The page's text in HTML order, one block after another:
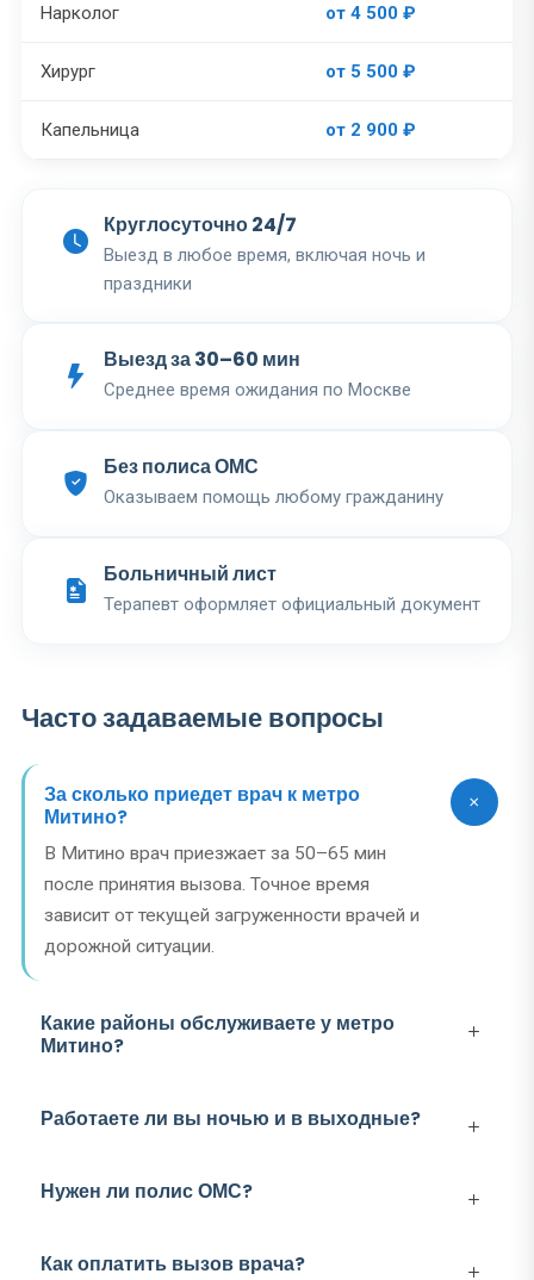
Нарколог от 4 500 ₽
Хирург от 5 500 ₽
Капельница от 2 900 ₽
Круглосуточно 24/7
Выезд в любое время, включая ночь и
праздники
Выезд за 30–60 мин
Среднее время ожидания по Москве
Без полиса ОМС
Оказываем помощь любому гражданину
Больничный лист
Терапевт оформляет официальный документ
Часто задаваемые вопросы
За сколько приедет врач к метро
Митино?
В Митино врач приезжает за 50–65 мин
после принятия вызова. Точное время
зависит от текущей загруженности врачей и
дорожной ситуации.
Какие районы обслуживаете у метро
Митино?
Работаете ли вы ночью и в выходные?
Нужен ли полис ОМС?
Как оплатить вызов врача?